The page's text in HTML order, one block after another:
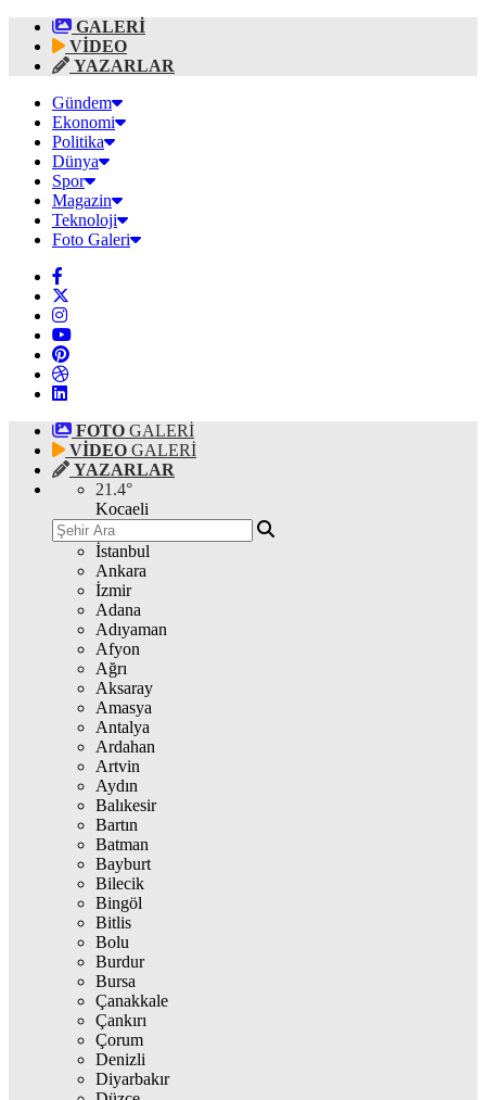
GALERİ
VİDEO
YAZARLAR
Gündem
Ekonomi
Politika
Dünya
Spor
Magazin
Teknoloji
Foto Galeri
FOTO GALERİ
VİDEO GALERİ
YAZARLAR
21.4°
Kocaeli
İstanbul
Ankara
İzmir
Adana
Adıyaman
Afyon
Ağrı
Aksaray
Amasya
Antalya
Ardahan
Artvin
Aydın
Balıkesir
Bartın
Batman
Bayburt
Bilecik
Bingöl
Bitlis
Bolu
Burdur
Bursa
Çanakkale
Çankırı
Çorum
Denizli
Diyarbakır